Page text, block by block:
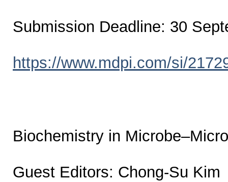
Submission Deadline: 30
https://www.mdpi.com/si/
Biochemistry in
Guest Editors: Chong-Su Kim